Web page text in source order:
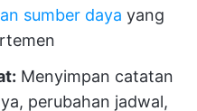
sumber daya yang
Menyimpan catatan
perubahan jadwal,